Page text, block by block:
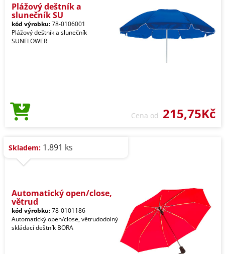
Plážový deštník a
slunečník SU
kód výrobku:78-0106001
Plážový deštník a slunečník
SUNFLOWER
Cena od 215,75Kč
Skladem: 1.891 ks
Automatický open/close,
větrud
kód výrobku:78-0101186
Automatický open/close, větrudodolný
skládací deštník BORA